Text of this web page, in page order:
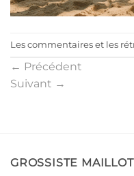
Les commentaires et les
← Précédent
Suivant →
GROSSISTE